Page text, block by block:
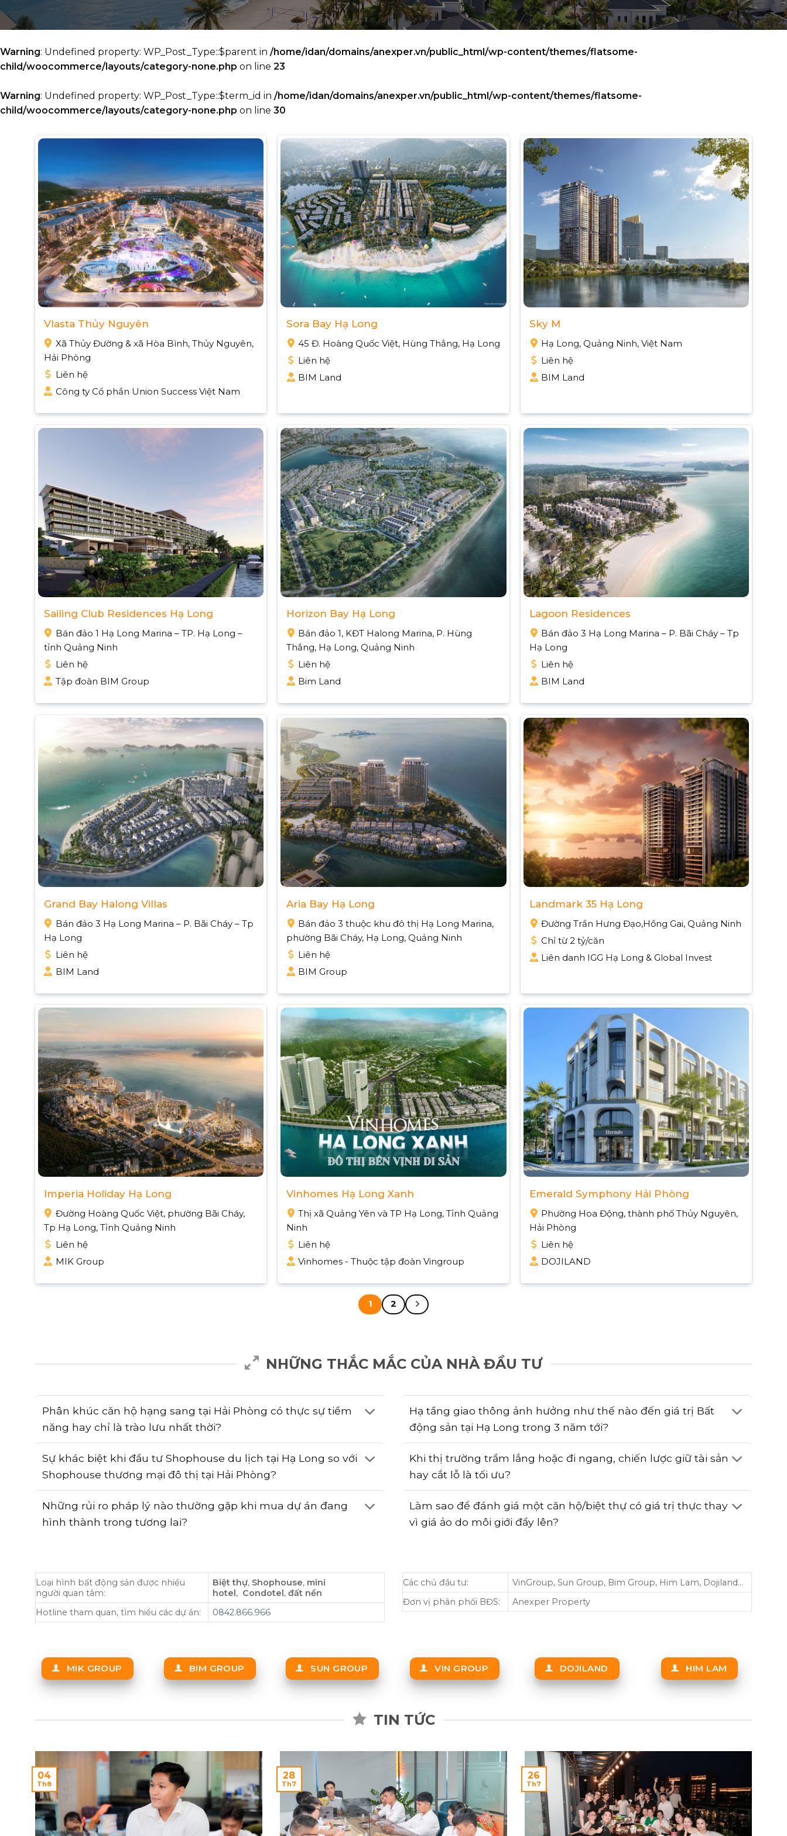
Warning: Undefined property: WP_Post_Type::$parent in /home/idan/domains/anexper.vn/public_html/wp-content/themes/flatsome-
child/woocommerce/layouts/category-none.php on line 23
Warning: Undefined property: WP_Post_Type::$term_id in /home/idan/domains/anexper.vn/public_html/wp-content/themes/flatsome-
child/woocommerce/layouts/category-none.php on line 30
Vlasta Thủy Nguyên
Xã Thủy Đường & xã Hòa Bình, Thủy Nguyên,
Hải Phòng
Liên hệ
Công ty Cổ phần Union Success Việt Nam
Sora Bay Hạ Long
45 Đ. Hoàng Quốc Việt, Hùng Thắng, Hạ Long
Liên hệ
BIM Land
Sky M
Hạ Long, Quảng Ninh, Việt Nam
Liên hệ
BIM Land
Sailing Club Residences Hạ Long
Bán đảo 1 Hạ Long Marina – TP. Hạ Long –
tỉnh Quảng Ninh
Liên hệ
Tập đoàn BIM Group
Horizon Bay Hạ Long
Bán đảo 1, KĐT Halong Marina, P. Hùng
Thắng, Hạ Long, Quảng Ninh
Liên hệ
Bim Land
Lagoon Residences
Bán đảo 3 Hạ Long Marina – P. Bãi Cháy – Tp
Hạ Long
Liên hệ
BIM Land
Grand Bay Halong Villas
Bán đảo 3 Hạ Long Marina – P. Bãi Cháy – Tp
Hạ Long
Liên hệ
BIM Land
Aria Bay Hạ Long
Bán đảo 3 thuộc khu đô thị Hạ Long Marina,
phường Bãi Cháy, Hạ Long, Quảng Ninh
Liên hệ
BIM Group
Landmark 35 Hạ Long
Đường Trần Hưng Đạo,Hồng Gai, Quảng Ninh
Chỉ từ 2 tỷ/căn
Liên danh IGG Hạ Long & Global Invest
Imperia Holiday Hạ Long
Đường Hoàng Quốc Việt, phường Bãi Cháy,
Tp Hạ Long, Tỉnh Quảng Ninh
Liên hệ
MIK Group
Vinhomes Hạ Long Xanh
Thị xã Quảng Yên và TP Hạ Long, Tỉnh Quảng
Ninh
Liên hệ
Vinhomes - Thuộc tập đoàn Vingroup
Emerald Symphony Hải Phòng
Phường Hoa Động, thành phố Thủy Nguyên,
Hải Phòng
Liên hệ
DOJILAND
1 2
NHỮNG THẮC MẮC CỦA NHÀ ĐẦU TƯ
Phân khúc căn hộ hạng sang tại Hải Phòng có thực sự tiềm
năng hay chỉ là trào lưu nhất thời?
Sự khác biệt khi đầu tư Shophouse du lịch tại Hạ Long so với
Shophouse thương mại đô thị tại Hải Phòng?
Những rủi ro pháp lý nào thường gặp khi mua dự án đang
hình thành trong tương lai?
Hạ tầng giao thông ảnh hưởng như thế nào đến giá trị Bất
động sản tại Hạ Long trong 3 năm tới?
Khi thị trường trầm lắng hoặc đi ngang, chiến lược giữ tài sản
hay cắt lỗ là tối ưu?
Làm sao để đánh giá một căn hộ/biệt thự có giá trị thực thay
vì giá ảo do môi giới đẩy lên?
Loại hình bất động sản được nhiều
người quan tâm:
Biệt thự, Shophouse, mini
hotel, Condotel,đất nền
Hotline tham quan, tìm hiểu các dự án:
0842.866.966
Các chủ đầu tư:
VinGroup, Sun Group, Bim Group, Him Lam, Dojiland…
Đơn vị phân phối BĐS:
Anexper Property
MIK GROUP BIM GROUP SUN GROUP VIN GROUP DOJILAND HIM LAM
TIN TỨC
04
Th8
28
Th7
26
Th7